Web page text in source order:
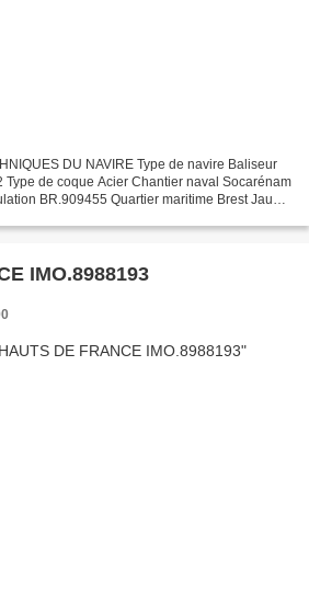
DU NAVIRE Type de navire Baliseur
de coque Acier Chantier naval Socarénam
BR.909455 Quartier maritime Brest Jauge
HAUTS DE FRANCE IMO.8988193